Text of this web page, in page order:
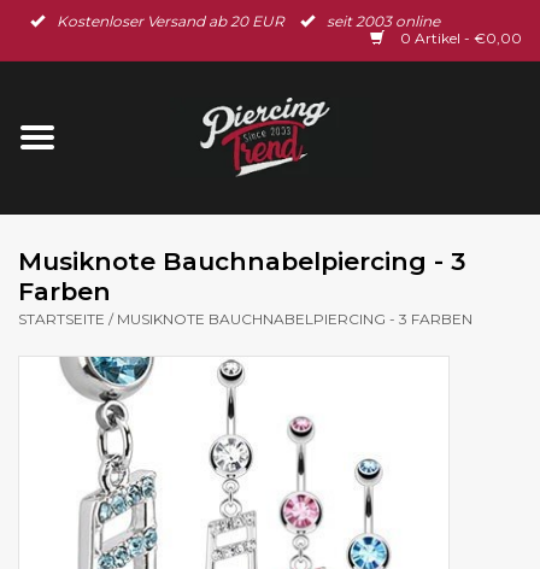
Kostenloser Versand ab 20 EUR
seit 2003 online
0 Artikel - €0,00
Startseite
Ohrschmuck
Gutscheine
Musiknote Bauchnabelpiercing - 3
Farben
STARTSEITE / MUSIKNOTE BAUCHNABELPIERCING - 3 FARBEN